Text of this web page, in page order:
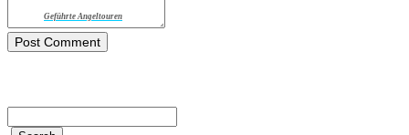
Geführte Angeltouren